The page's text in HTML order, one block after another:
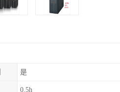
是
0.5h